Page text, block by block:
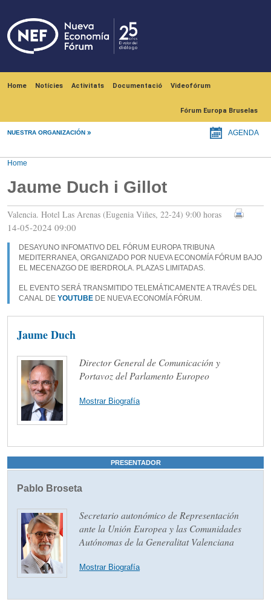
Home Notícies Activitats Documentació Videofórum
Fórum Europa Bruselas
NUESTRA ORGANIZACIÓN AGENDA
Home
Jaume Duch i Gillot
Valencia. Hotel Las Arenas (Eugenia Viñes, 22-24) 9:00 horas
14-05-2024 09:00
DESAYUNO INFOMATIVO DEL FÓRUM EUROPA TRIBUNA
MEDITERRANEA, ORGANIZADO POR NUEVA ECONOMÍA FÓRUM BAJO
EL MECENAZGO DE IBERDROLA. PLAZAS LIMITADAS.
EL EVENTO SERÁ TRANSMITIDO TELEMÁTICAMENTE A TRAVÉS DEL
CANAL DE YOUTUBE DE NUEVA ECONOMÍA FÓRUM.
Jaume Duch
Director General de Comunicación y
Portavoz del Parlamento Europeo
Mostrar Biografía
PRESENTADOR
Pablo Broseta
Secretario autonómico de Representación
ante la Unión Europea y las Comunidades
Autónomas de la Generalitat Valenciana
Mostrar Biografía